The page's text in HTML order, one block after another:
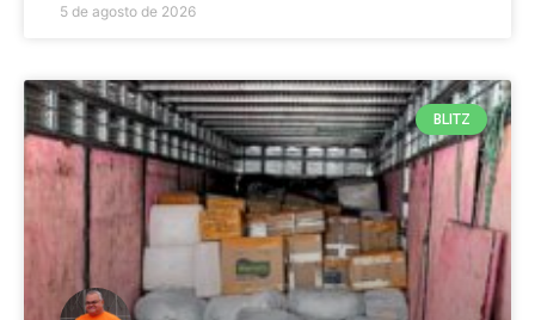
5 de agosto de 2026
BLITZ